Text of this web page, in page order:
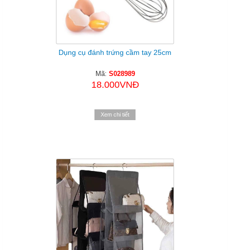
Dụng cụ đánh trứng cầm tay 25cm
Mã: S028989
18.000VNĐ
Xem chi tiết